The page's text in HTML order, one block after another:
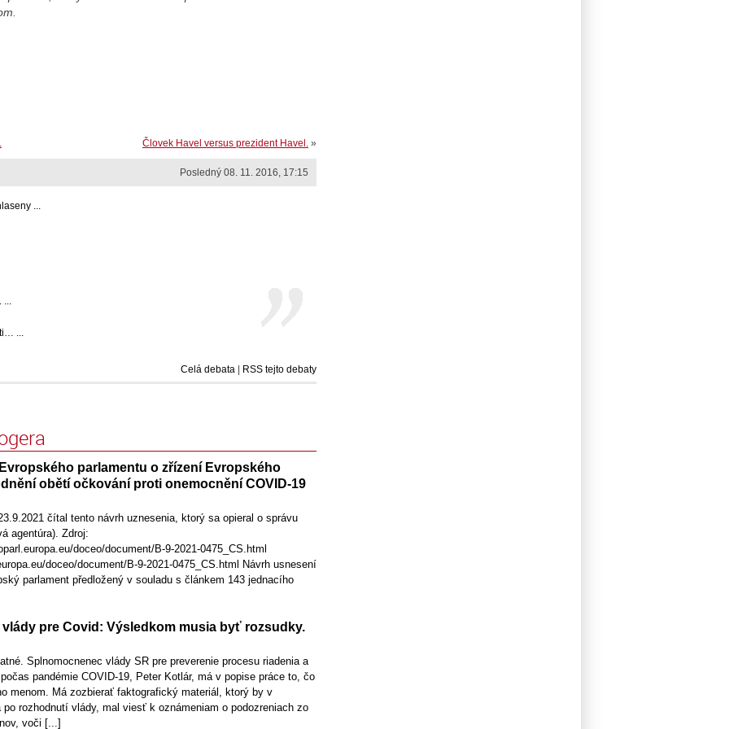
Človek Havel versus prezident Havel. »
Posledný 08. 11. 2016, 17:15
...
...
...
Celá debata | RSS tejto debaty
parlamentu o zřízení Evropského
obětí očkování proti onemocnění COVID-19
čítal tento návrh uznesenia, ktorý sa opieral o správu
agentúra). Zdroj:
doceo/document/B-9-2021-0475_CS.html
doceo/document/B-9-2021-0475_CS.html Návrh usnesení
parlament předložený v souladu s článkem 143 jednacího
pre Covid: Výsledkom musia byť rozsudky.
Splnomocnenec vlády SR pre preverenie procesu riadenia a
pandémie COVID-19, Peter Kotlár, má v popise práce to, čo
menom. Má zozbierať faktografický materiál, ktorý by v
po rozhodnutí vlády, mal viesť k oznámeniam o podozreniach zo
voči [...]